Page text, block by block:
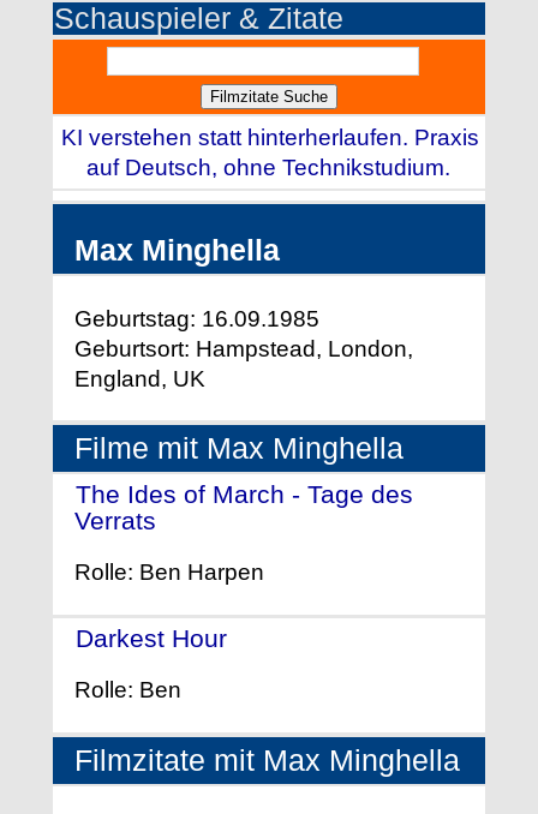
Schauspieler & Zitate
KI verstehen statt hinterherlaufen. Praxis
auf Deutsch, ohne Technikstudium.
Max Minghella
Geburtstag: 16.09.1985
Geburtsort: Hampstead, London,
England, UK
Filme mit Max Minghella
The Ides of March - Tage des
Verrats
Rolle: Ben Harpen
Darkest Hour
Rolle: Ben
Filmzitate mit Max Minghella